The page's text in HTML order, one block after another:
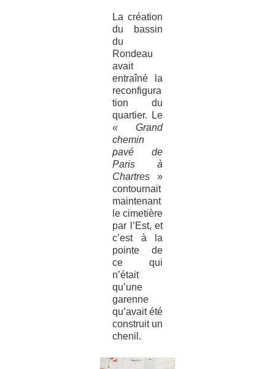
La création
du bassin
du
Rondeau
avait
entraîné la
reconfigura
tion du
quartier. Le
« Grand
chemin
pavé de
Paris à
Chartres»
contournait
maintenant
le cimetière
par l’Est, et
c’est à la
pointe de
ce qui
n’était
qu’une
garenne
qu’avait été
construit un
chenil.